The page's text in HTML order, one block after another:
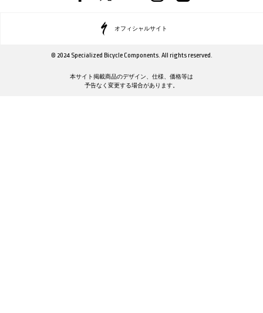
オフィシャルサイト
© 2024 Specialized Bicycle Components. All rights reserved.
本サイト掲載商品のデザイン、仕様、価格等は
予告なく変更する場合があります。